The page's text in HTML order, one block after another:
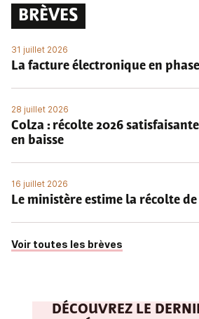
BRÈVES
31 juillet 2026
La facture électronique en
28 juillet 2026
Colza : récolte 2026
en baisse
16 juillet 2026
Le ministère estime la récolte
Voir toutes les brèves
DÉCOUVREZ LE